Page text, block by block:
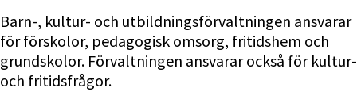
Barn-, kultur- och utbildningsförvaltningen ansvarar
för förskolor, pedagogisk omsorg, fritidshem och
grundskolor. Förvaltningen ansvarar också för kultur-
och fritidsfrågor.